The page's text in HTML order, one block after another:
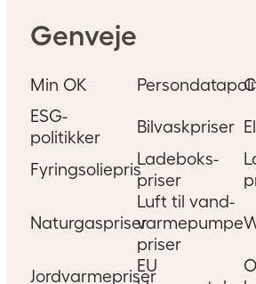
Genveje
Min OK
ESG-
politikker
Bilvaskpriser
Fyringsoliepris
Ladeboks-
priser
Naturgaspriser
Luft til vand-
varmepumpe
priser
Jordvarmepriser
EU